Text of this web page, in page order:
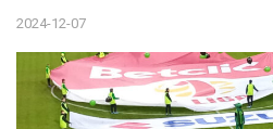
2024-12-07